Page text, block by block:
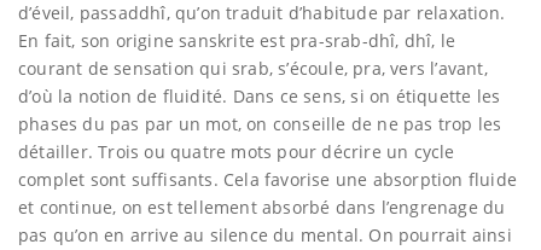
d’éveil, passaddhî, qu’on traduit d’habitude par relaxation.
En fait, son origine sanskrite est pra-srab-dhî, dhî, le
courant de sensation qui srab, s’écoule, pra, vers l’avant,
d’où la notion de fluidité. Dans ce sens, si on étiquette les
phases du pas par un mot, on conseille de ne pas trop les
détailler. Trois ou quatre mots pour décrire un cycle
complet sont suffisants. Cela favorise une absorption fluide
et continue, on est tellement absorbé dans l’engrenage du
pas qu’on en arrive au silence du mental. On pourrait ainsi